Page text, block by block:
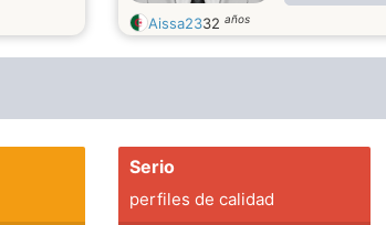
body.
Aissa2332 años
Serio
perfiles de calidad